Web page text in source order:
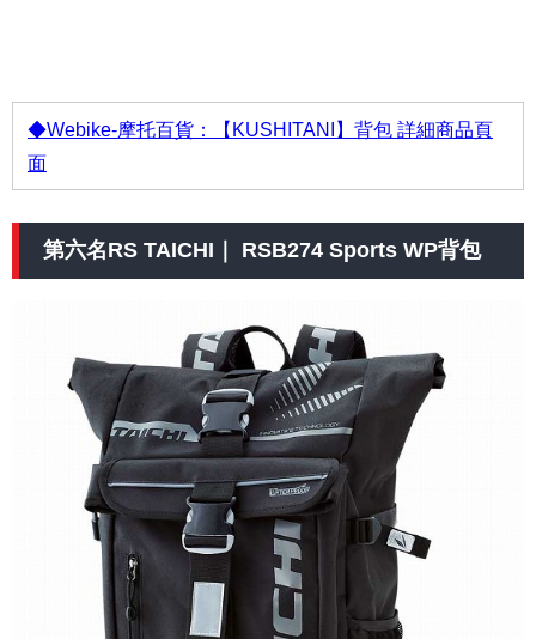
◆Webike-摩托百貨：【KUSHITANI】背包 詳細商品頁
面
第六名RS TAICHI｜ RSB274 Sports WP背包